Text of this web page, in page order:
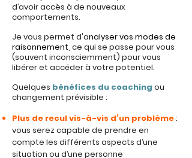
d’avoir accès à de nouveaux
comportements.
Je vous permet d'analyser vos modes de
raisonnement, ce qui se passe pour vous
(souvent inconsciemment) pour vous
libérer et accéder à votre potentiel.
Quelques bénéfices du coaching ou
changement prévisible :
Plus de recul vis-à-vis d’un problème:
vous serez capable de prendre en
compte les différents aspects d’une
situation ou d’une personne